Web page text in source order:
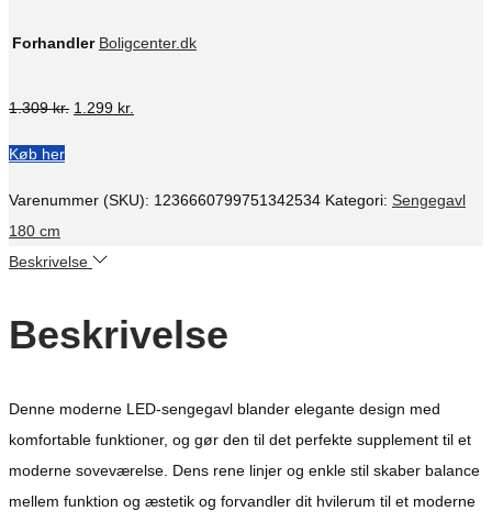
Forhandler Boligcenter.dk
1.309kr. Den
var:
1.299 kr.
er:
Køb her
Varenummer (SKU): 1236660799751342534 Kategori: Sengegavl
180 cm
Beskrivelse
Beskrivelse
Denne moderne LED-sengegavl blander elegante design med
komfortable funktioner, og gør den til det perfekte supplement til et
moderne soveværelse. Dens rene linjer og enkle stil skaber balance
mellem funktion og æstetik og forvandler dit hvilerum til et moderne